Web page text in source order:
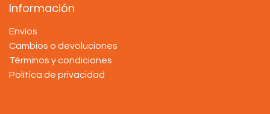
Información
Envíos
Cambios o devoluciones
Términos y condiciones
Política de privacidad